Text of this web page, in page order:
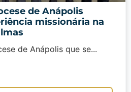
de Anápolis
missionária na
de Anápolis que se...